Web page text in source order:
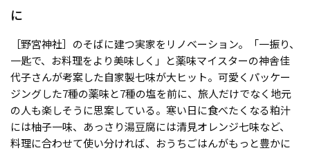
に
［野宮神社］のそばに建つ実家をリノベーション。「一振り、
一匙で、お料理をより美味しく」と薬味マイスターの神舎佳
代子さんが考案した自家製七味が大ヒット。可愛くパッケー
ジングした7種の薬味と7種の塩を前に、旅人だけでなく地元
の人も楽しそうに思案している。寒い日に食べたくなる粕汁
には柚子一味、あっさり湯豆腐には清見オレンジ七味など、
料理に合わせて使い分ければ、おうちごはんがもっと豊かに